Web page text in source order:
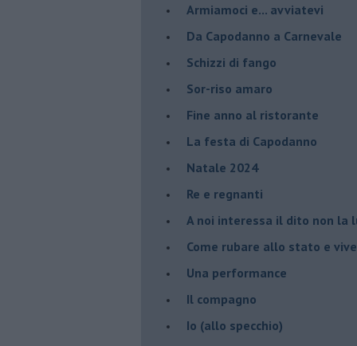
Armiamoci e... avviatevi
Da Capodanno a Carnevale
Schizzi di fango
Sor-riso amaro
Fine anno al ristorante
La festa di Capodanno
Natale 2024
Re e regnanti
A noi interessa il dito non la
Come rubare allo stato e
Una performance
Il compagno
​Io (allo specchio)